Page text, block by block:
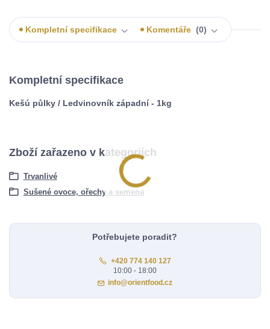
Kompletní specifikace Komentáře 0
Kompletní specifikace
Kešú půlky / Ledvinovník západní - 1kg
Zboží zařazeno v kategoriích
Trvanlivé
Sušené ovoce, ořechy a semena
Potřebujete poradit?
+420 774 140 127
10:00 - 18:00
info@orientfood.cz